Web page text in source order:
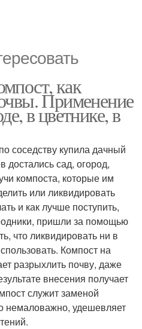
как
Применение
в цветнике, в
соседству купила дачный
достались сад, огород,
компоста, которые им
или ликвидировать
и как лучше поступить,
пришли за помощью
что ликвидировать ни в
Компост на
разрыхлить почву, даже
внесения получает
служит заменой
немаловажно, удешевляет